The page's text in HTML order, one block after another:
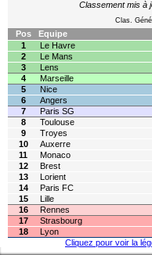
Classement mis à
Clas.
Pos Equipe
1
Le Havre
2
Le Mans
3
Lens
4
Marseille
5
Nice
6
Angers
7
Paris SG
8
Toulouse
9
Troyes
10
Auxerre
11
Monaco
12
Brest
13
Lorient
14
Paris FC
15
Lille
16
Rennes
17
Strasbourg
18
Lyon
Cliquez pour voir la